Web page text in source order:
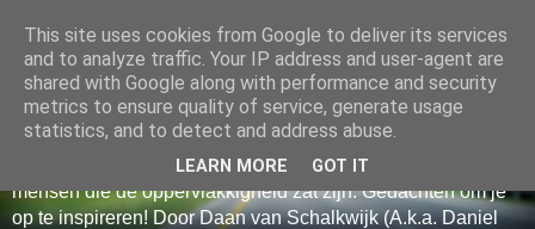
Relax, Relate, Reflect met
Daan van Schalkwijk
Sta samen ontspannen stil bij grote levensvragen. Voor
mensen die de oppervlakkigheid zat zijn. Gedachten om je
op te inspireren! Door Daan van Schalkwijk (A.k.a. Daniel
This site uses cookies from Google to deliver its services
and to analyze traffic. Your IP address and user-agent are
shared with Google along with performance and security
metrics to ensure quality of service, generate usage
statistics, and to detect and address abuse.
LEARN MORE GOT IT